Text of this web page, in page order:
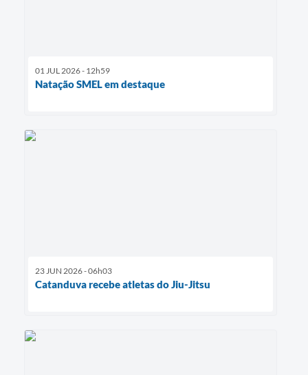
01 JUL 2026 - 12h59
Natação SMEL em destaque
23 JUN 2026 - 06h03
Catanduva recebe atletas do Jiu-Jitsu